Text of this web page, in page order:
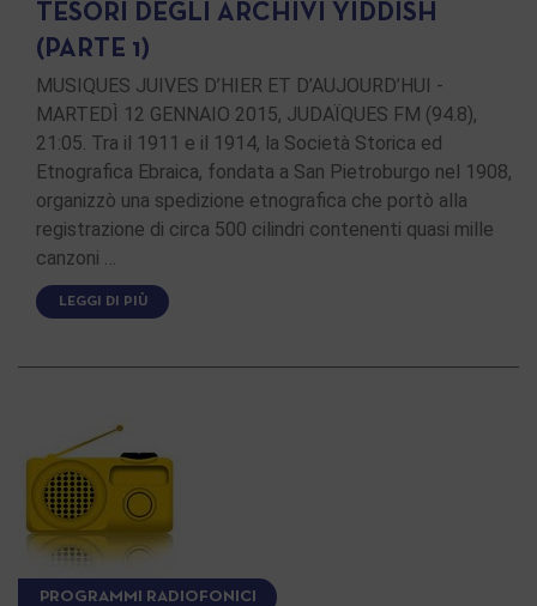
TESORI DEGLI ARCHIVI YIDDISH
(PARTE 1)
MUSIQUES JUIVES D’HIER ET D’AUJOURD’HUI -
MARTEDÌ 12 GENNAIO 2015, JUDAÏQUES FM (94.8),
21:05. Tra il 1911 e il 1914, la Società Storica ed
Etnografica Ebraica, fondata a San Pietroburgo nel 1908,
organizzò una spedizione etnografica che portò alla
registrazione di circa 500 cilindri contenenti quasi mille
canzoni …
LEGGI DI PIÙ
PROGRAMMI RADIOFONICI